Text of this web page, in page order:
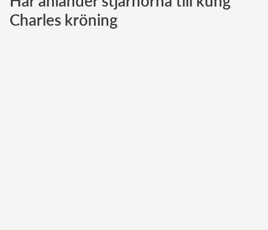
Norska kungahuset
Charles kröning